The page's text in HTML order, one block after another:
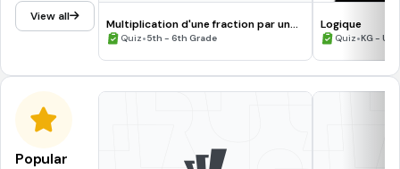
View all
Multiplication d'une fraction par un
nombre naturel
Quiz•5th - 6th Grade
Logique
Quiz•KG -
Popular